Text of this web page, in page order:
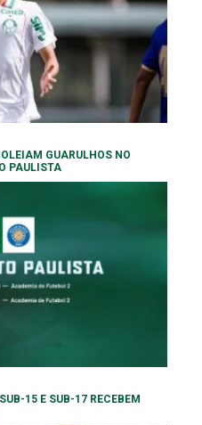
GUARULHOS NO
PAULISTA
15 E SUB-17 RECEBEM